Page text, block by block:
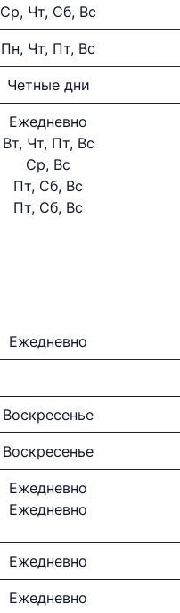
Номер
+998 (71) 200-
+998 (71) 207-
Ср, Чт, Сб, Вс
Пн, Чт, Пт, Вс
Четные дни
Ежедневно
Вт, Чт, Пт, Вс
Ср, Вс
Пт, Сб, Вс
Пт, Сб, Вс
Ежедневно
Воскресенье
Воскресенье
Ежедневно
Ежедневно
Ежедневно
Ежедневно